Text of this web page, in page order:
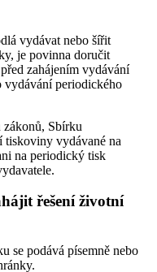
vydávat nebo šířit
je povinna doručit
zahájením vydávání
vydávání periodického
zákonů, Sbírku
tiskoviny vydávané na
na periodický tisk
řešení životní
se podává písemně nebo